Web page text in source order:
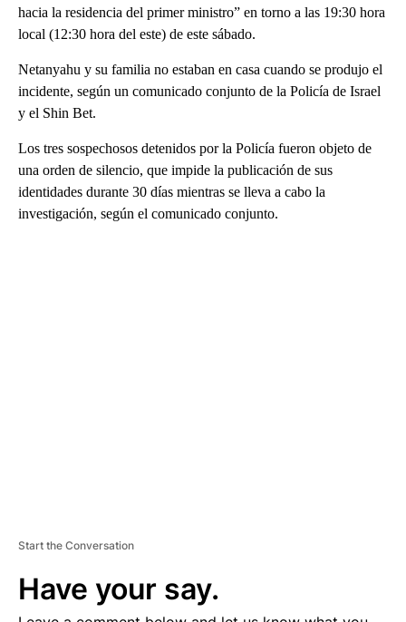
hacia la residencia del primer ministro” en torno a las 19:30 hora
local (12:30 hora del este) de este sábado.
Netanyahu y su familia no estaban en casa cuando se produjo el
incidente, según un comunicado conjunto de la Policía de Israel
y el Shin Bet.
Los tres sospechosos detenidos por la Policía fueron objeto de
una orden de silencio, que impide la publicación de sus
identidades durante 30 días mientras se lleva a cabo la
investigación, según el comunicado conjunto.
Start the Conversation
Have your say.